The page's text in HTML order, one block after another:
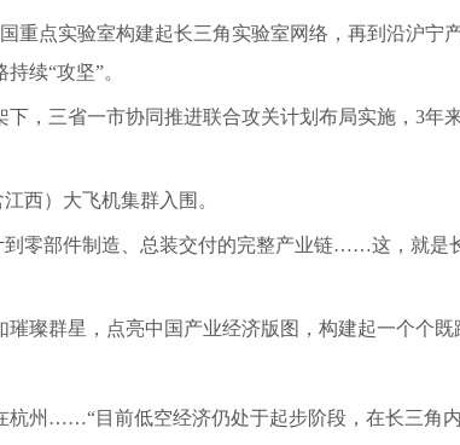
重点实验室构建起长三角实验室网络，再到沿沪宁
续“攻坚”。
，三省一市协同推进联合攻关计划布局实施， 3年
西）大飞机集群入围。
零部件制造、总装交付的完整产业链……这，就是
璀璨群星，点亮中国产业经济版图，构建起一个个
杭州 ……“目前低空经济仍处于起步阶段，在长三角